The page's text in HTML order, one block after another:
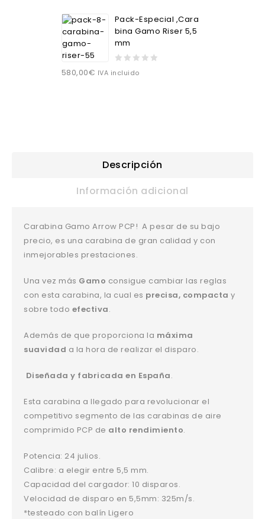
Pack-Especial ,Cara
bina Gamo Riser 5,5
mm
580,00€ IVA incluido
Descripción
Información adicional
Carabina Gamo Arrow PCP! A pesar de su bajo
precio, es una carabina de gran calidad y con
inmejorables prestaciones.
Una vez más Gamo consigue cambiar las reglas
con esta carabina, la cual es precisa, compacta y
sobre todo efectiva.
Además de que proporciona la máxima
suavidad a la hora de realizar el disparo.
Diseñada y fabricada en España.
Esta carabina a llegado para revolucionar el
competitivo segmento de las carabinas de aire
comprimido PCP de alto rendimiento.
Potencia: 24 julios.
Calibre: a elegir entre 5,5 mm.
Capacidad del cargador: 10 disparos.
Velocidad de disparo en 5,5mm: 325m/s.
*testeado con balín Ligero